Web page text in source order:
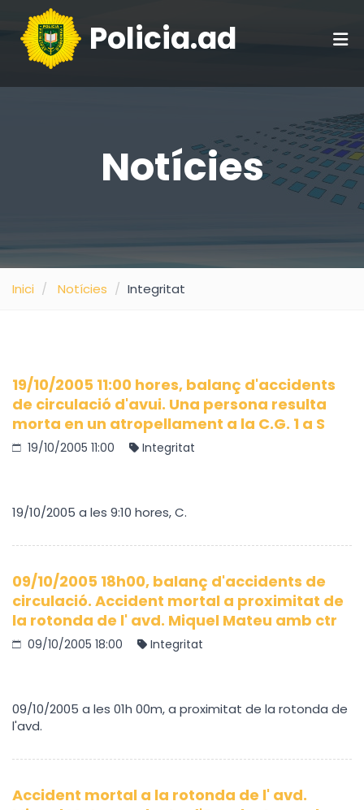
Policia.ad
Notícies
Inici Notícies Integritat
19/10/2005 11:00 hores, balanç d'accidents
de circulació d'avui. Una persona resulta
morta en un atropellament a la C.G. 1 a S
19/10/2005 11:00 Integritat
19/10/2005 a les 9:10 hores, C.
09/10/2005 18h00, balanç d'accidents de
circulació. Accident mortal a proximitat de
la rotonda de l' avd. Miquel Mateu amb ctr
09/10/2005 18:00 Integritat
09/10/2005 a les 01h 00m, a proximitat de la rotonda de
l'avd.
Accident mortal a la rotonda de l' avd.